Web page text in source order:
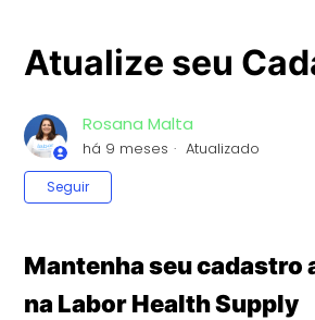
Atualize seu
Rosana Malta
há 9 meses Atualizado
Seguir
Mantenha seu cadastro
na Labor Health Supply